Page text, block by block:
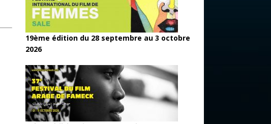
19ème édition du 28 septembre au 3 octobre
2026